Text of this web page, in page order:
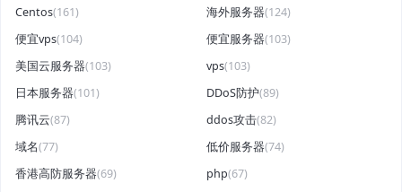
Centos(161) 海外服务器(124)
便宜vps(104) 便宜服务器(103)
美国云服务器(103) vps(103)
日本服务器(101) DDoS防护(89)
腾讯云(87) ddos攻击(82)
域名(77) 低价服务器(74)
香港高防服务器(69) php(67)